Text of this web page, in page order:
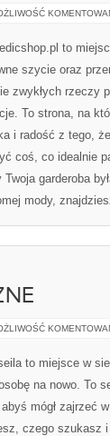
to
szycie oraz
zwykłych rzeczy
To strona, na
i radość z tego,
coś, co idealnie
garderoba
mody,
to miejsce w
na nowo. To
mógł zajrzeć
czego szukasz